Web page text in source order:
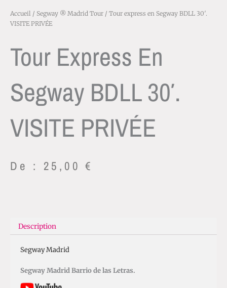
Accueil / Segway ® Madrid Tour / Tour express en Segway BDLL 30′.
VISITE PRIVÉE
Tour Express En
Segway BDLL 30′.
VISITE PRIVÉE
De : 25,00€
Description
Segway Madrid
Segway Madrid Barrio de las Letras.